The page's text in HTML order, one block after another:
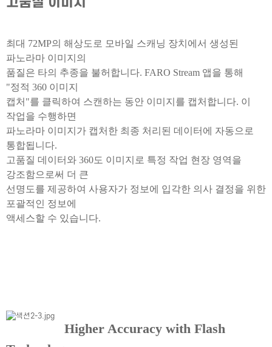
최대 72MP의 해상도로 모바일 스캐닝 장치에서 생성된
파노라마 이미지의
품질은 타의 추종을 불허합니다. FARO Stream 앱을 통해
"정적 360 이미지
캡처"를 클릭하여 스캔하는 동안 이미지를 캡처합니다. 이
작업을 수행하면
파노라마 이미지가 캡처한 최종 처리된 데이터에 자동으로
통합됩니다.
고품질 데이터와 360도 이미지로 특정 작업 현장 영역을
강조함으로써 더 큰
선명도를 제공하여 사용자가 정보에 입각한 의사 결정을 위한
포괄적인 정보에
액세스할 수 있습니다.
Higher Accuracy with Flash